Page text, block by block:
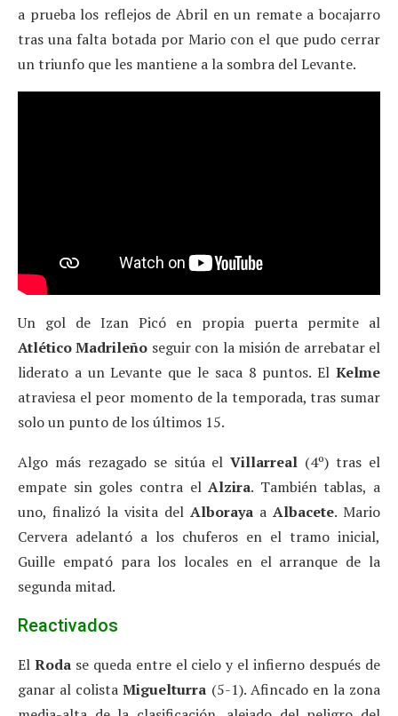
a prueba los reflejos de Abril en un remate a bocajarro
tras una falta botada por Mario con el que pudo cerrar
un triunfo que les mantiene a la sombra del Levante.
Un gol de Izan Picó en propia puerta permite al
Atlético Madrileño seguir con la misión de arrebatar el
liderato a un Levante que le saca 8 puntos. El Kelme
atraviesa el peor momento de la temporada, tras sumar
solo un punto de los últimos 15.
Algo más rezagado se sitúa elVillarreal (4º) tras el
empate sin goles contra elAlzira. También tablas, a
uno, finalizó la visita del Alboraya a Albacete. Mario
Cervera adelantó a los chuferos en el tramo inicial,
Guille empató para los locales en el arranque de la
segunda mitad.
Reactivados
El Rodase queda entre el cielo y el infierno después de
ganar al colistaMiguelturra (5-1). Afincado en la zona